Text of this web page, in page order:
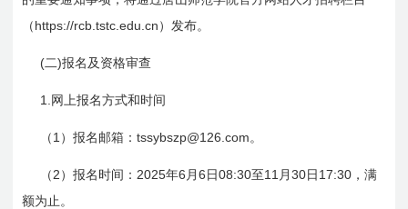
（ https://rcb.tstc.edu.cn ）发布。
(二)报名及资格审查
1. 网上报名方式和时间
（ 1 ）报名邮箱：tssybszp@126.com 。
（ 2 ）报名时间： 2025年6 月6 日08:30至11 月30日 17:30 ，满
额为止。